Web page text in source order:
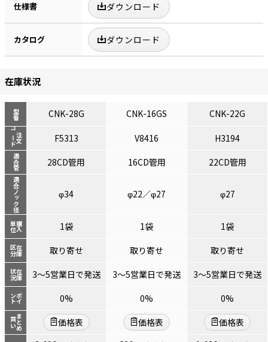
仕様書 ダウンロード
カタログ ダウンロード
在庫状況
型番
注文
コード
適合管
適合ノック径
購入
単位
在庫
区分
在庫
状況
ポイ
ント
まとめ
買い
CNK-28G CNK-16GS CNK-22G
F5313 V8416
H3194
28CD管用
16CD管用 22CD管用
φ34 φ22／φ27 φ27
1袋 1袋
1袋
取り寄せ
取り寄せ
取り寄せ
3～5営業日で発送
3～5営業日で発送
3～5営業日で発送
0%
0%
0%
価格表
価格表
価格表